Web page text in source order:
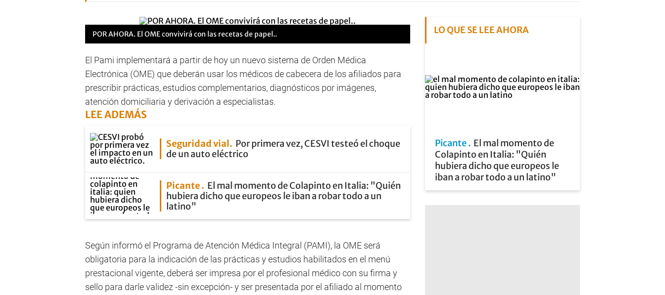
POR AHORA. El OME convivirá con las recetas de papel..
El Pami implementará a partir de hoy un nuevo sistema de Orden Médica
Electrónica (OME) que deberán usar los médicos de cabecera de los afiliados para
prescribir prácticas, estudios complementarios, diagnósticos por imágenes,
atención domiciliaria y derivación a especialistas.
LEE ADEMÁS
Seguridad vial
Por primera vez, CESVI testeó el choque
de un auto eléctrico
Picante
El mal momento de Colapinto en Italia: "Quién
hubiera dicho que europeos le iban a robar todo a un
latino"
Según informó el Programa de Atención Médica Integral (PAMI), la OME será
obligatoria para la indicación de las prácticas y estudios habilitados en el menú
prestacional vigente, deberá ser impresa por el profesional médico con su firma y
sello para darle validez -sin excepción- y ser presentada por el afiliado al momento
LO QUE SE LEE AHORA
Picante
El mal momento de
Colapinto en Italia: "Quién
hubiera dicho que europeos le
iban a robar todo a un latino"